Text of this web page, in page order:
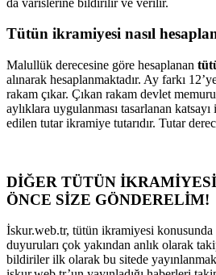
Tütün ikramiyesi nasıl
Malullük derecesine göre hesaplanan
alınarak hesaplanmaktadır. Ay farkı
rakam çıkar. Çıkan rakam devlet
aylıklara uygulanması tasarlanan
edilen tutar ikramiye tutarıdır. Tutar
DİĞER TÜTÜN
ÖNCE SİZE GÖNDERELİM!
İskur.web.tr, tütün ikramiyesi
duyuruları çok yakından anlık olarak
bildiriler ilk olarak bu sitede